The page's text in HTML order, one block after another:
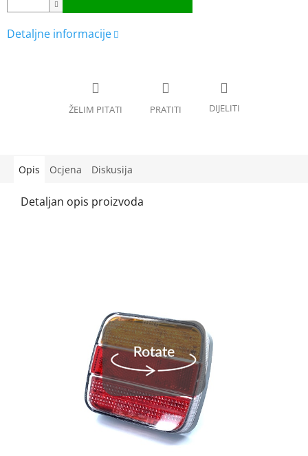
Opis Ocjena Diskusija